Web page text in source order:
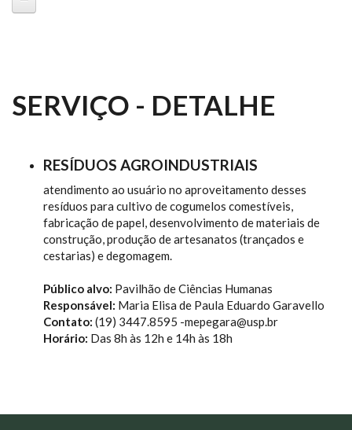
SERVIÇO - DETALHE
RESÍDUOS AGROINDUSTRIAIS
atendimento ao usuário no aproveitamento desses
resíduos para cultivo de cogumelos comestíveis,
fabricação de papel, desenvolvimento de materiais de
construção, produção de artesanatos (trançados e
cestarias) e degomagem.
Público alvo: Pavilhão de Ciências Humanas
Responsável: Maria Elisa de Paula Eduardo Garavello
Contato: (19) 3447.8595 -mepegara@usp.br
Horário: Das 8h às 12h e 14h às 18h